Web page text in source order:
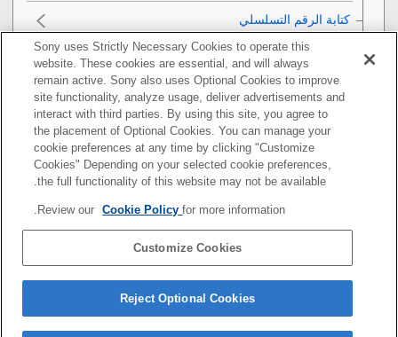
كتابة الرقم التسلسلي
إشعار الخصوصية
تهيئة الكاميرا
استخدام وظائف الشبكة
استخدام الكمبيوتر
الاحتياطات/هذا المنتج
إذا كان لديك أي مشكلة
Sony uses Strictly Necessary Cookies to operate this
website. These cookies are essential, and will always
remain active. Sony also uses Optional Cookies to improve
site functionality, analyze usage, deliver advertisements and
interact with third parties. By using this site, you agree to
the placement of Optional Cookies. You can manage your
cookie preferences at any time by clicking "Customize
Cookies" Depending on your selected cookie preferences,
the full functionality of this website may not be available.
Review our Cookie Policyfor more information.
Customize Cookies
Reject Optional Cookies